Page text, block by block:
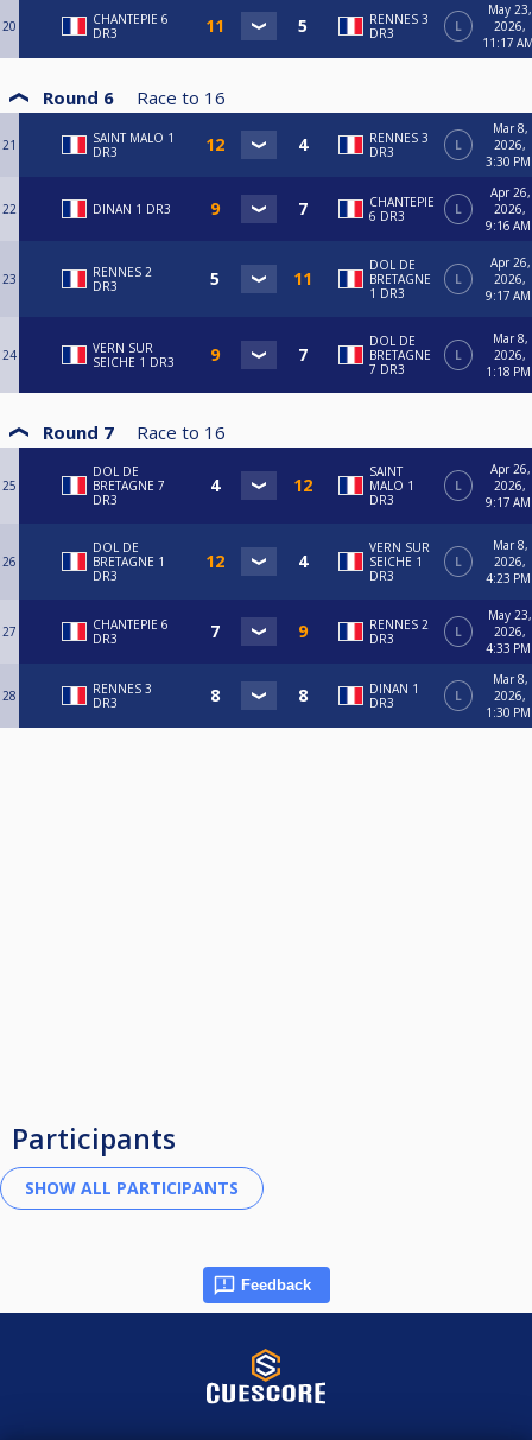
20
CHANTEPIE 6
DR3
RENNES 3
DR3
L
May 23,
2026,
11:17
Round 6 Race to 16
21
SAINT MALO 1
DR3
RENNES 3
DR3
L
Mar 8,
2026,
3:30 PM
22 DINAN 1 DR3
CHANTEPIE
6 DR3
L
Apr 26,
2026,
9:16 AM
23
RENNES 2
DR3
DOL DE
BRETAGNE
1 DR3
L
Apr 26,
2026,
9:17 AM
24
VERN SUR
SEICHE 1 DR3
DOL DE
BRETAGNE
7 DR3
L
Mar 8,
2026,
1:18 PM
Round 7 Race to 16
25
DOL DE
BRETAGNE 7
DR3
SAINT
MALO 1
DR3
L
Apr 26,
2026,
9:17 AM
26
DOL DE
BRETAGNE 1
DR3
VERN SUR
SEICHE 1
DR3
L
Mar 8,
2026,
4:23 PM
27
CHANTEPIE 6
DR3
RENNES 2
DR3
L
May 23,
2026,
4:33 PM
28
RENNES 3
DR3
DINAN 1
DR3
L
Mar 8,
2026,
1:30 PM
Participants
Feedback